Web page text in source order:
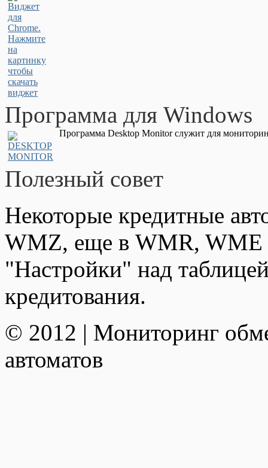
Программа для Windows
Программа Desktop Monitor служит для
Полезный совет
Некоторые кредитные
WMZ, еще в WMR,
"Настройки" над
кредитования.
© 2012 | Мониторинг
автоматов